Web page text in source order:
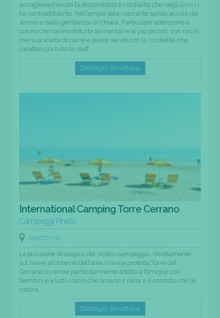
accoglieranno con la disponibilità e cordialità che negli anni ci
ha contraddistinto. Nell’ampia sala ristorante sarete accolti dal
sorriso e dalla gentilezza di Chiara. Particolare attenzione a
coloro che hanno disturbi alimentari e ai più piccoli, con ricchi
menu a scelta di carne e pesce serviti con la cordialità che
caratterizza tutto lo staff.
Dettagli Struttura
International Camping Torre Cerrano
Campeggi Pineto
PINETO (TE)
La posizione strategica del nostro campeggio, direttamente
sul mare, all’interno dell’area marina protetta Torre del
Cerrano, lo rende particolarmente adatto a famiglie con
bambini e a tutti coloro che amano il relax e il contatto con la
natura.
Dettagli Struttura